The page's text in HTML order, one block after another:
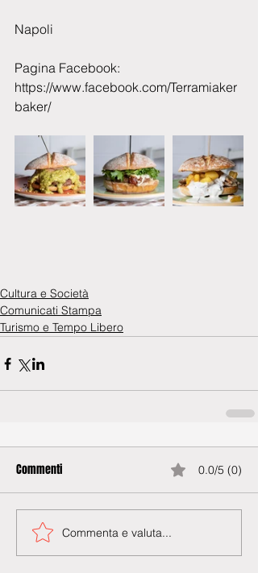
Napoli
Pagina Facebook:
https://www.facebook.com/Terramiaker
baker/
Cultura e Società
Comunicati Stampa
Turismo e Tempo Libero
Commenti 0.0/5 (0)
Commenta e valuta...